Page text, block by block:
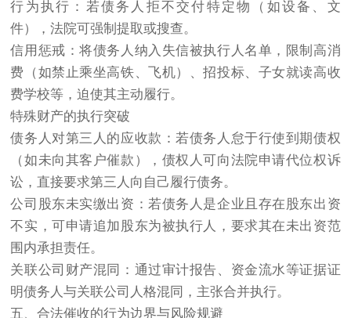
行为执行：若债务人拒不交付特定物（如设备、文
件），法院可强制提取或搜查。
信用惩戒：将债务人纳入失信被执行人名单，限制高消
费（如禁止乘坐高铁、飞机）、招投标、子女就读高收
费学校等，迫使其主动履行。
特殊财产的执行突破
债务人对第三人的应收款：若债务人怠于行使到期债权
（如未向其客户催款），债权人可向法院申请代位权诉
讼，直接要求第三人向自己履行债务。
公司股东未实缴出资：若债务人是企业且存在股东出资
不实，可申请追加股东为被执行人，要求其在未出资范
围内承担责任。
关联公司财产混同：通过审计报告、资金流水等证据证
明债务人与关联公司人格混同，主张合并执行。
五、合法催收的行为边界与风险规避